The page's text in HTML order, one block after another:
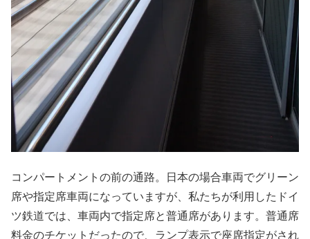
コンパートメントの前の通路。日本の場合車両でグリーン
席や指定席車両になっていますが、私たちが利用したドイ
ツ鉄道では、車両内で指定席と普通席があります。普通席
料金のチケットだったので、ランプ表示で座席指定がされ